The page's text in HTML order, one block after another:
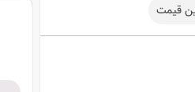
قیمت